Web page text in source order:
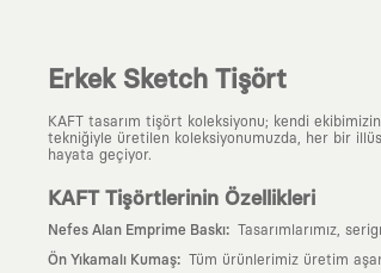
Erkek Sketch Tişört
KAFT tasarım tişört koleksiyonu; kendi
tekniğiyle üretilen koleksiyonumuzda, her bir
hayata geçiyor.
KAFT Tişörtlerinin Özellikleri
Nefes Alan Emprime Baskı: Tasarımlarımız,
Ön Yıkamalı Kumaş: Tüm ürünlerimiz üretim